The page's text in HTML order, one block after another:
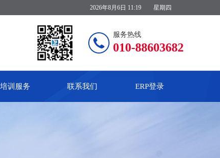
星期四
2026年8月6日 11:19
服务热线
010-88603682
培训服务 联系我们 ERP登录